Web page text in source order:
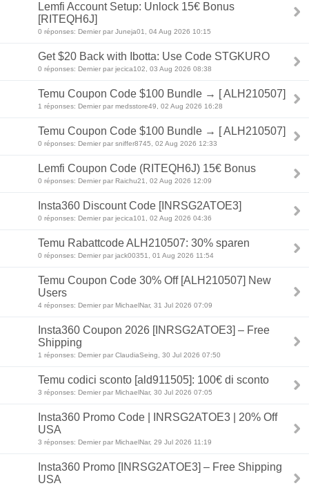
Lemfi Account Setup: Unlock 15€ Bonus
[RITEQH6J]
0 réponses: Dernier par Juneja01, 04 Aug 2026 10:15
Get $20 Back with Ibotta: Use Code STGKURO
0 réponses: Dernier par jecica102, 03 Aug 2026 08:38
Temu Coupon Code $100 Bundle → [ ALH210507]
1 réponses: Dernier par medsstore49, 02 Aug 2026 16:28
Temu Coupon Code $100 Bundle → [ ALH210507]
0 réponses: Dernier par sniffer8745, 02 Aug 2026 12:33
Lemfi Coupon Code (RITEQH6J) 15€ Bonus
0 réponses: Dernier par Raichu21, 02 Aug 2026 12:09
Insta360 Discount Code [INRSG2ATOE3]
0 réponses: Dernier par jecica101, 02 Aug 2026 04:36
Temu Rabattcode ALH210507: 30% sparen
0 réponses: Dernier par jack00351, 01 Aug 2026 11:54
Temu Coupon Code 30% Off [ALH210507] New
Users
4 réponses: Dernier par MichaelNar, 31 Jul 2026 07:09
Insta360 Coupon 2026 [INRSG2ATOE3] – Free
Shipping
1 réponses: Dernier par ClaudiaSeing, 30 Jul 2026 07:50
Temu codici sconto [ald911505]: 100€ di sconto
3 réponses: Dernier par MichaelNar, 30 Jul 2026 07:05
Insta360 Promo Code | INRSG2ATOE3 | 20% Off
USA
3 réponses: Dernier par MichaelNar, 29 Jul 2026 11:19
Insta360 Promo [INRSG2ATOE3] – Free Shipping
USA